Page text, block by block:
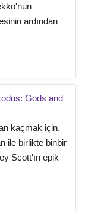
ardından
Gods and
kaçmak için,
ile birlikte binbir
Scott'ın epik